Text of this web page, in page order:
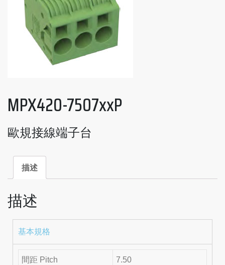
MPX420-7507xxP
歐規接線端子台
描述
描述
基本規格
間距 Pitch 7.50